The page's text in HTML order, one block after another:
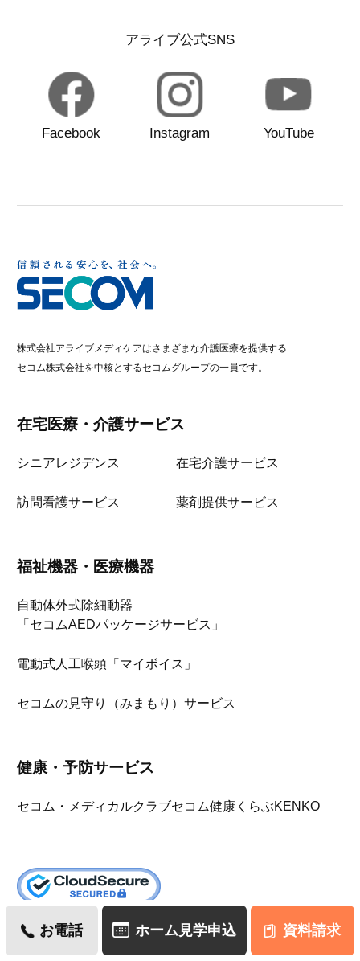
アライブ公式SNS
Facebook Instagram YouTube
株式会社アライブメディケアはさまざまな介護医療を提供する
セコム株式会社を中核とするセコムグループの一員です。
在宅医療・介護サービス
シニアレジデンス 在宅介護サービス
訪問看護サービス 薬剤提供サービス
福祉機器・医療機器
自動体外式除細動器
「セコムAEDパッケージサービス」
電動式人工喉頭「マイボイス」
セコムの見守り（みまもり）サービス
健康・予防サービス
セコム・メディカルクラブセコム健康くらぶKENKO
お電話 ホーム見学申込 資料請求